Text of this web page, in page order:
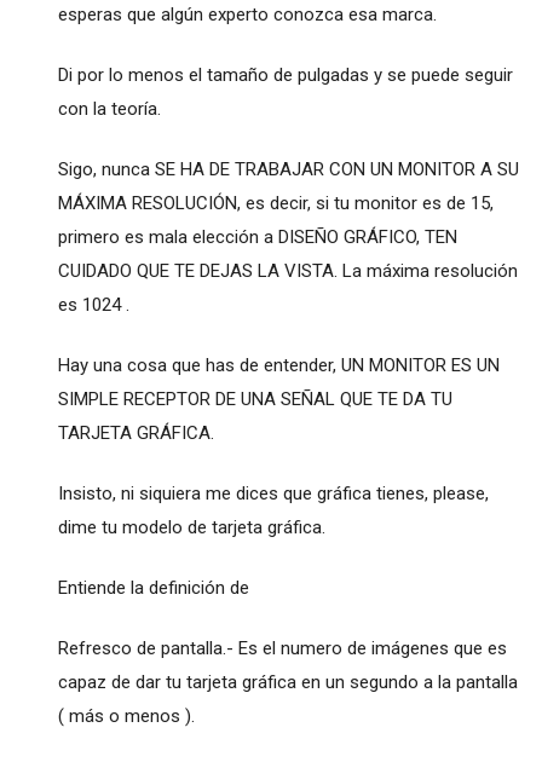
esperas que algún experto conozca esa marca.
Di por lo menos el tamaño de pulgadas y se puede seguir
con la teoría.
Sigo, nunca SE HA DE TRABAJAR CON UN MONITOR A SU
MÁXIMA RESOLUCIÓN, es decir, si tu monitor es de 15,
primero es mala elección a DISEÑO GRÁFICO, TEN
CUIDADO QUE TE DEJAS LA VISTA. La máxima resolución
es 1024 .
Hay una cosa que has de entender, UN MONITOR ES UN
SIMPLE RECEPTOR DE UNA SEÑAL QUE TE DA TU
TARJETA GRÁFICA.
Insisto, ni siquiera me dices que gráfica tienes, please,
dime tu modelo de tarjeta gráfica.
Entiende la definición de
Refresco de pantalla.- Es el numero de imágenes que es
capaz de dar tu tarjeta gráfica en un segundo a la pantalla
( más o menos ).